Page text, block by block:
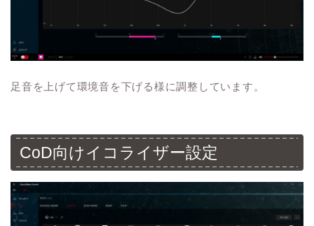
足音を上げて環境音を下げる様に調整しています。
CoD向けイコライザー設定